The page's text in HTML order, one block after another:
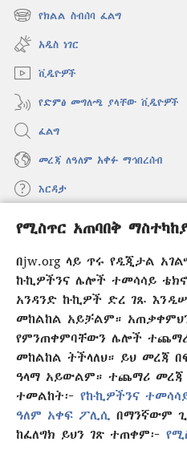
የሚስጥር አጠባበቅ ማስተካከያ
በjw.org ላይ ጥሩ የዲጂታል
ኩኪዎችንና ሌሎች ተመሳሳይ
አንዳንድ ኩኪዎች ድረ ገጹ
መከልከል አይቻልም።
የምንጠቀምባቸውን ሌሎች
መከልከል ትችላለህ። ይህ መረጃ
ዓላማ አይውልም። ተጨማሪ መረጃ
ተመልከት፦ የኩኪዎችንና
ዓለም አቀፍ ፖሊሲ
በማንኛውም
ከፈለግክ ይህን ገጽ ተጠቀም፦
ዊንዶው
ክፈት)
የክልል ስብሰባ ፈልግ
(አዲስ
ዊንዶው
ክፈት)
አዲስ ነገር
ቪዲዮዎች
የድምፅ መግለጫ ያላቸው ቪዲዮዎች
ፈልግ
መረጃ ለዓለም አቀፉ ማኅበረሰብ
እርዳታ
መዋጮዎች
(አዲስ
ክፈት)
የመጠበቂያ ግንብ የኢንተርኔት ቤተ
(አዲስ
ዊንዶው
®
(አዲስ
ዊንዶው
JW Library ® አፕሊኬሽን
Copyright © 2026 Watch Tower